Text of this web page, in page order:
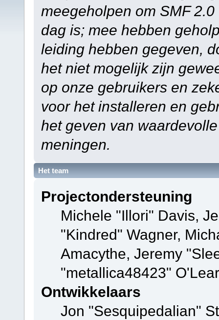
meegeholpen om SMF
dag is; mee hebben
leiding hebben gegeven,
het niet mogelijk zijn
op onze gebruikers en
voor het installeren en
het geven van
meningen.
Het team
Projectondersteuning
Michele "Illori" Davis,
"Kindred" Wagner,
Amacythe, Jeremy
"metallica48423"
Ontwikkelaars
Jon "Sesquipedalian"